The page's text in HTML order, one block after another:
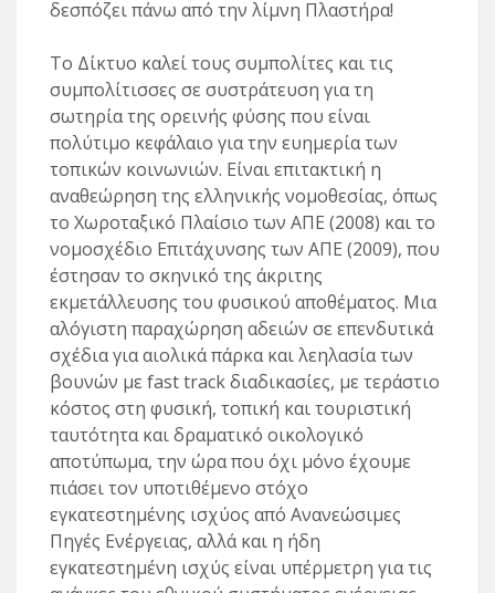
δεσπόζει πάνω από την λίμνη Πλαστήρα!
Το Δίκτυο καλεί τους συμπολίτες και τις
συμπολίτισσες σε συστράτευση για τη
σωτηρία της ορεινής φύσης που είναι
πολύτιμο κεφάλαιο για την ευημερία των
τοπικών κοινωνιών. Είναι επιτακτική η
αναθεώρηση της ελληνικής νομοθεσίας, όπως
το Χωροταξικό Πλαίσιο των ΑΠΕ (2008) και το
νομοσχέδιο Επιτάχυνσης των ΑΠΕ (2009), που
έστησαν το σκηνικό της άκριτης
εκμετάλλευσης του φυσικού αποθέματος. Μια
αλόγιστη παραχώρηση αδειών σε επενδυτικά
σχέδια για αιολικά πάρκα και λεηλασία των
βουνών με fast track διαδικασίες, με τεράστιο
κόστος στη φυσική, τοπική και τουριστική
ταυτότητα και δραματικό οικολογικό
αποτύπωμα, την ώρα που όχι μόνο έχουμε
πιάσει τον υποτιθέμενο στόχο
εγκατεστημένης ισχύος από Ανανεώσιμες
Πηγές Ενέργειας, αλλά και η ήδη
εγκατεστημένη ισχύς είναι υπέρμετρη για τις